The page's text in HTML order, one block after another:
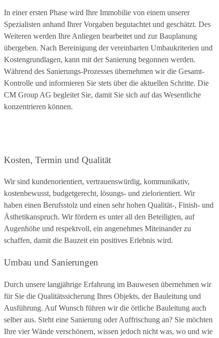
In einer ersten Phase wird Ihre Immobilie von einem unserer
Spezialisten anhand Ihrer Vorgaben begutachtet und geschätzt. Des
Weiteren werden Ihre Anliegen bearbeitet und zur Bauplanung
übergeben. Nach Bereinigung der vereinbarten Umbaukriterien und
Kostengrundlagen, kann mit der Sanierung begonnen werden.
Während des Sanierungs-Prozesses übernehmen wir die Gesamt-
Kontrolle und informieren Sie stets über die aktuellen Schritte. Die
CM Group AG begleitet Sie, damit Sie sich auf das Wesentliche
konzentrieren können.
Kosten, Termin und Qualität
Wir sind kundenorientiert, vertrauenswürdig, kommunikativ,
kostenbewusst, budgetgerecht, lösungs- und zielorientiert. Wir
haben einen Berufsstolz und einen sehr hohen Qualität-, Finish- und
Ästhetikanspruch. Wir fördern es unter all den Beteiligten, auf
Augenhöhe und respektvoll, ein angenehmes Miteinander zu
schaffen, damit die Bauzeit ein positives Erlebnis wird.
Umbau und Sanierungen
Durch unsere langjährige Erfahrung im Bauwesen übernehmen wir
für Sie die Qualitätssicherung Ihres Objekts, der Bauleitung und
Ausführung. Auf Wunsch führen wir die örtliche Bauleitung auch
selber aus. Steht eine Sanierung oder Auffrischung an? Sie möchten
Ihre vier Wände verschönern, wissen jedoch nicht was, wo und wie